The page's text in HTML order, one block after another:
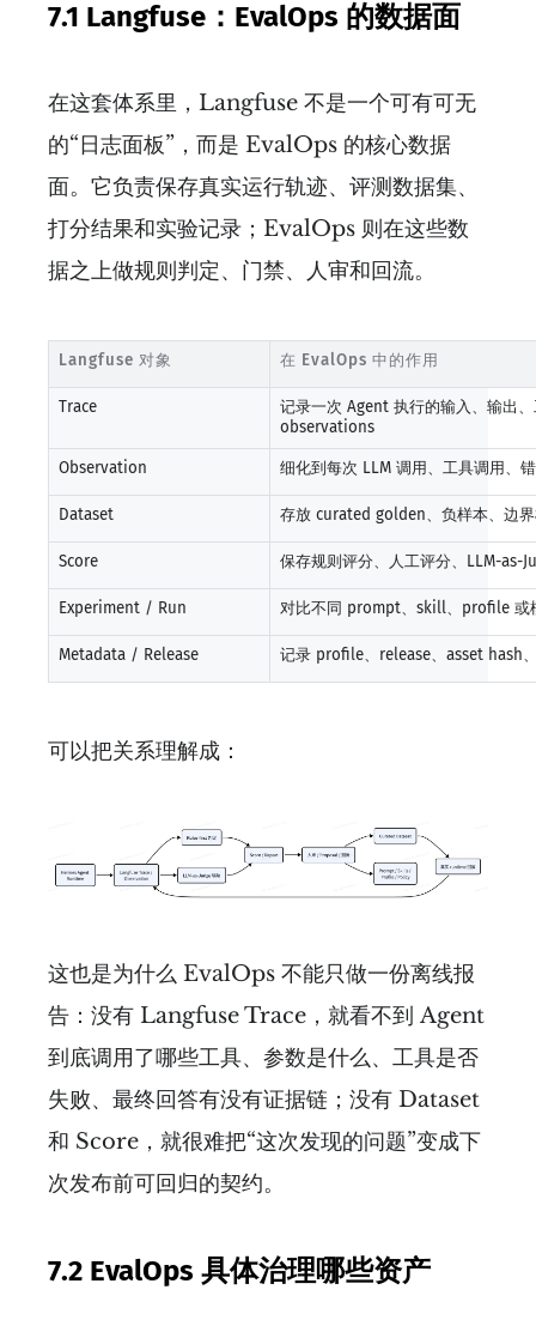
7.1 Langfuse：EvalOps 的数据面
在这套体系里，Langfuse 不是一个可有可无
的“日志面板”，而是 EvalOps 的核心数据
面。它负责保存真实运行轨迹、评测数据集、
打分结果和实验记录；EvalOps 则在这些数
据之上做规则判定、门禁、人审和回流。
Langfuse 对象 在 EvalOps 中的作用
Trace
记录一次 Agent 执行的输入、输出
observations
Observation 细化到每次 LLM 调用、工具调用、
Dataset 存放 curated golden、负样本、边
Score 保存规则评分、人工评分、LLM-as-
Experiment / Run 对比不同 prompt、skill、profile 或
Metadata / Release 记录 profile、release、asset hash
可以把关系理解成：
这也是为什么 EvalOps 不能只做一份离线报
告：没有 Langfuse Trace，就看不到 Agent
到底调用了哪些工具、参数是什么、工具是否
失败、最终回答有没有证据链；没有 Dataset
和 Score，就很难把“这次发现的问题”变成下
次发布前可回归的契约。
7.2 EvalOps 具体治理哪些资产